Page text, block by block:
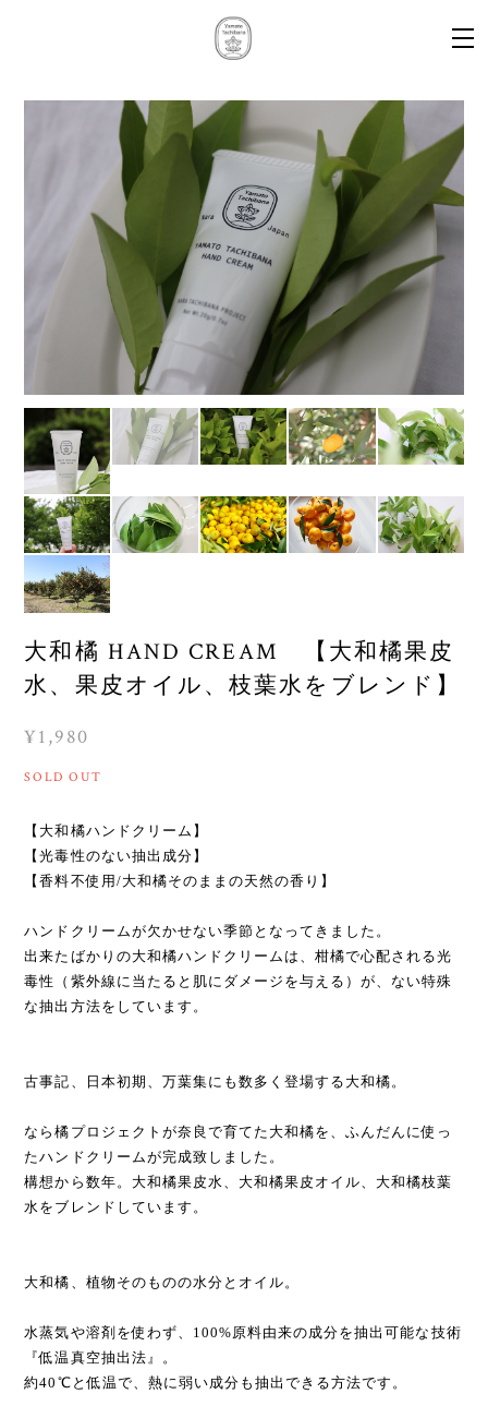
大和橘 HAND CREAM 【大和橘果皮
水、果皮オイル、枝葉水をブレンド】
¥1,980
SOLD OUT
【大和橘ハンドクリーム】
【光毒性のない抽出成分】
【香料不使用/大和橘そのままの天然の香り】
ハンドクリームが欠かせない季節となってきました。
出来たばかりの大和橘ハンドクリームは、柑橘で心配される光
毒性（紫外線に当たると肌にダメージを与える）が、ない特殊
な抽出方法をしています。
古事記、日本初期、万葉集にも数多く登場する大和橘。
なら橘プロジェクトが奈良で育てた大和橘を、ふんだんに使っ
たハンドクリームが完成致しました。
構想から数年。大和橘果皮水、大和橘果皮オイル、大和橘枝葉
水をブレンドしています。
大和橘、植物そのものの水分とオイル。
水蒸気や溶剤を使わず、100%原料由来の成分を抽出可能な技術
『低温真空抽出法』。
約40℃と低温で、熱に弱い成分も抽出できる方法です。